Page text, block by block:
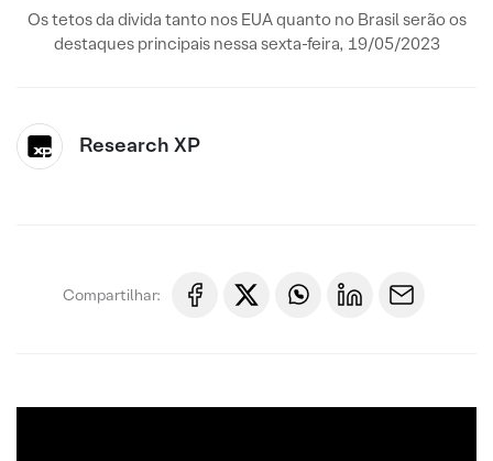
Os tetos da divida tanto nos EUA quanto no Brasil serão os
destaques principais nessa sexta-feira, 19/05/2023
Research XP
Compartilhar: